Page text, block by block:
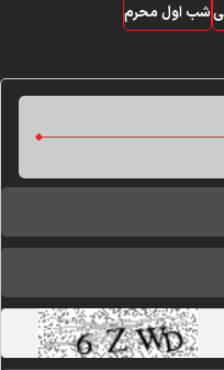
شب اول محرم